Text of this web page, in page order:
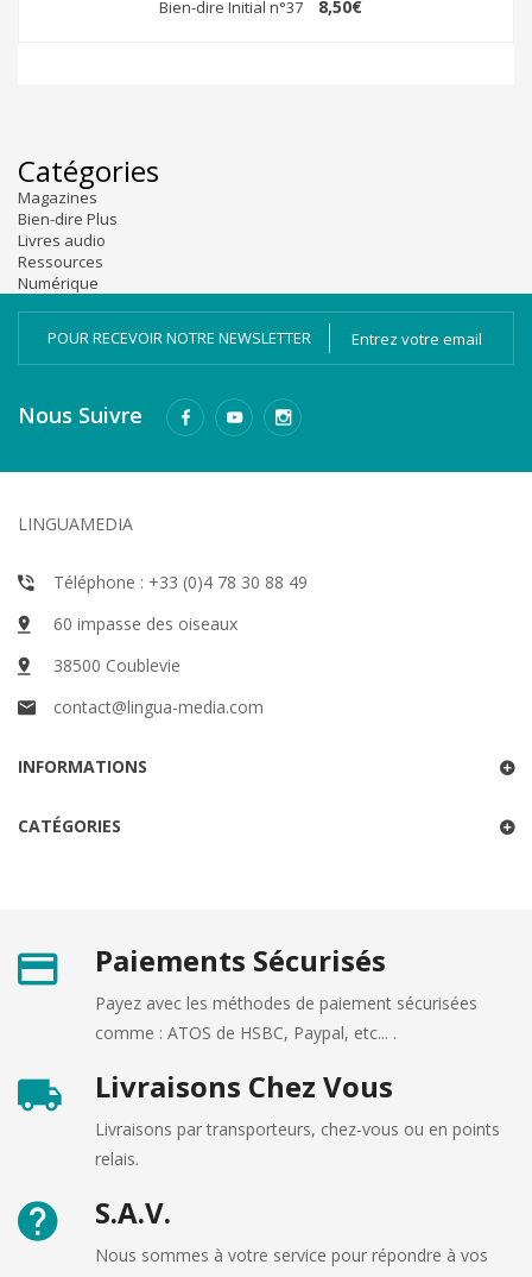
Bien-dire Initial n°37 8,50€
Catégories
Magazines
Bien-dire Plus
Livres audio
Ressources
Numérique
POUR RECEVOIR NOTRE NEWSLETTER
Nous Suivre
LINGUAMEDIA
Téléphone : +33 (0)4 78 30 88 49
60 impasse des oiseaux
38500 Coublevie
contact@lingua-media.com
INFORMATIONS
CATÉGORIES
Paiements Sécurisés
Payez avec les méthodes de paiement sécurisées
comme : ATOS de HSBC, Paypal, etc... .
Livraisons Chez Vous
Livraisons par transporteurs, chez-vous ou en points
relais.
S.A.V.
Nous sommes à votre service pour répondre à vos